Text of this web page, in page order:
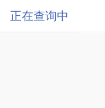
正在查询中